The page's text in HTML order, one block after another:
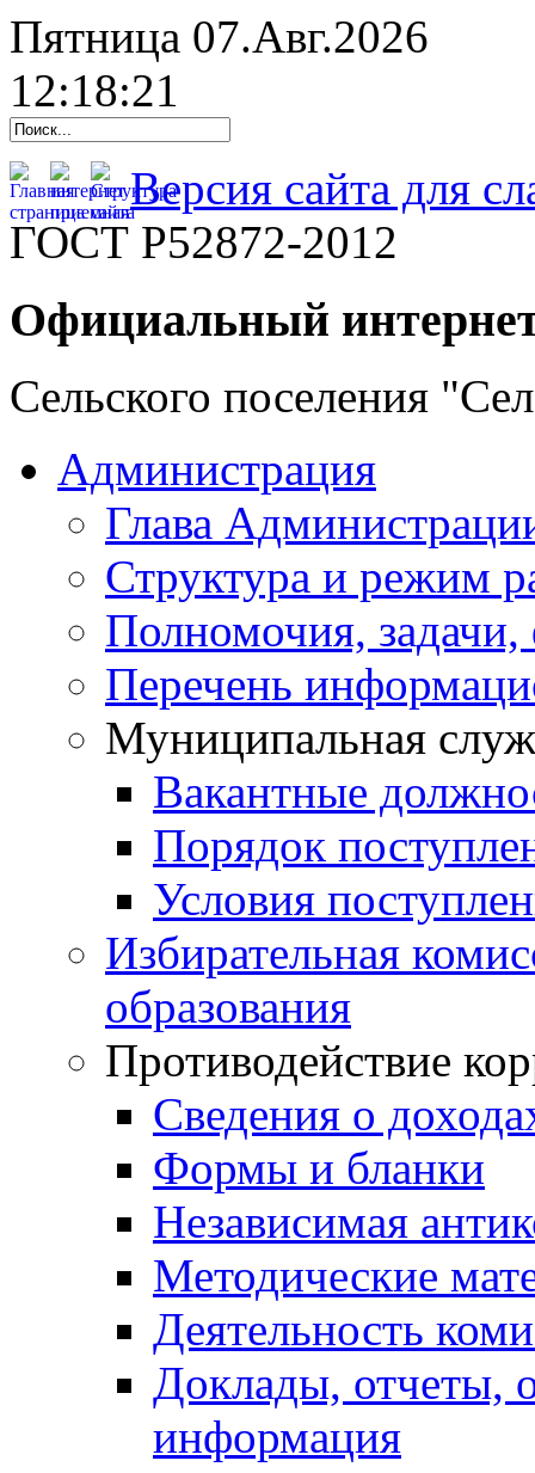
Пятница 07.Авг.2026
12:18:22
Версия сайта для
ГОСТ Р52872-2012
Официальный
Сельского поселения
Администрация
Глава
Структура и режим
Полномочия,
Перечень
Муниципальная
Вакантные
Порядок
Условия
Избирательная
образования
Противодействие
Сведения о
Формы и бланки
Независимая
Методические
Деятельность
Доклады, отчеты,
информация